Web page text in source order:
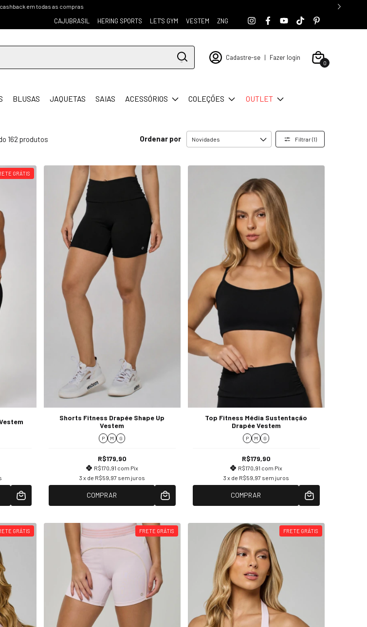
Compre pelo WhatsApp
CAJUBRASIL HERING SPORTS LET'S GYM VESTEM ZNG
Cadastre-se | Fazer login
0
BLUSAS JAQUETAS SAIAS ACESSÓRIOS COLEÇÕES OUTLET
162 produtos Ordenar por Filtrar (1)
GRÁTIS
Shorts Fitness Drapée Shape Up
Vestem
P M G
R$179,90
R$170,91 com Pix
3 x de R$59,97 sem juros
COMPRAR
Top Fitness Média Sustentação
Drapée Vestem
P M G
R$179,90
R$170,91 com Pix
3 x de R$59,97 sem juros
COMPRAR
GRÁTIS FRETE GRÁTIS FRETE GRÁTIS